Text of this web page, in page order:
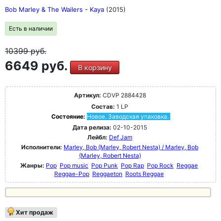
Bob Marley & The Wailers - Kaya (2015)
Есть в наличии
10399руб.
6649 руб. В корзину
Артикул: CDVP 2884428
Состав: 1 LP
Состояние: Новое. Заводская упаковка.
Дата релиза: 02-10-2015
Лейбл: Def Jam
Исполнители: Marley, Bob (Marley, Robert Nesta) / Marley, Bob
(Marley, Robert Nesta)
Жанры: Pop Pop music Pop Punk Pop Rap Pop Rock Reggae
Reggae-Pop Reggaeton Roots Reggae
Хит продаж